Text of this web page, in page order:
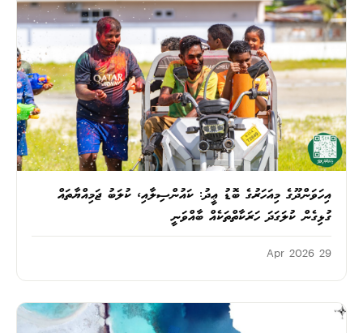
އިހަވަންދޫގެ މިއަހަރުގެ ބޮޑު ޢީދު: ކައުންސިލާއި، ކުލަބު ޖަމިއްޔާތައް
ގުޅިގެން ކުލަގަދަ ހަރަކާތްތަކެއް ބާއްވަނީ
29 Apr 2026